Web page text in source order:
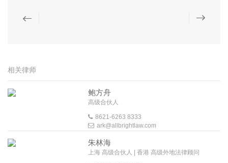
相关律师
鲍方舟
高级合伙人
8621-6263 8333
ark@allbrightlaw.com
朱林海
上海 高级合伙人 | 香港 高级外地法律顾问